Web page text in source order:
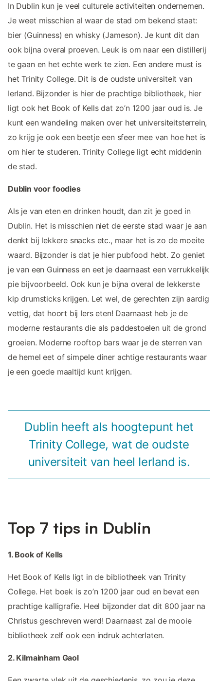
In Dublin kun je veel culturele activiteiten ondernemen.
Je weet misschien al waar de stad om bekend staat:
bier (Guinness) en whisky (Jameson). Je kunt dit dan
ook bijna overal proeven. Leuk is om naar een distillerij
te gaan en het echte werk te zien. Een andere must is
het Trinity College. Dit is de oudste universiteit van
Ierland. Bijzonder is hier de prachtige bibliotheek, hier
ligt ook het Book of Kells dat zo’n 1200 jaar oud is. Je
kunt een wandeling maken over het universiteitsterrein,
zo krijg je ook een beetje een sfeer mee van hoe het is
om hier te studeren. Trinity College ligt echt middenin
de stad.
Dublin voor foodies
Als je van eten en drinken houdt, dan zit je goed in
Dublin. Het is misschien niet de eerste stad waar je aan
denkt bij lekkere snacks etc., maar het is zo de moeite
waard. Bijzonder is dat je hier pubfood hebt. Zo geniet
je van een Guinness en eet je daarnaast een verrukkelijk
pie bijvoorbeeld. Ook kun je bijna overal de lekkerste
kip drumsticks krijgen. Let wel, de gerechten zijn aardig
vettig, dat hoort bij Iers eten! Daarnaast heb je de
moderne restaurants die als paddestoelen uit de grond
groeien. Moderne rooftop bars waar je de sterren van
de hemel eet of simpele diner achtige restaurants waar
je een goede maaltijd kunt krijgen.
Dublin heeft als hoogtepunt het
Trinity College, wat de oudste
universiteit van heel Ierland is.
Top 7 tips in Dublin
1. Book of Kells
Het Book of Kells ligt in de bibliotheek van Trinity
College. Het boek is zo’n 1200 jaar oud en bevat een
prachtige kalligrafie. Heel bijzonder dat dit 800 jaar na
Christus geschreven werd! Daarnaast zal de mooie
bibliotheek zelf ook een indruk achterlaten.
2. Kilmainham Gaol